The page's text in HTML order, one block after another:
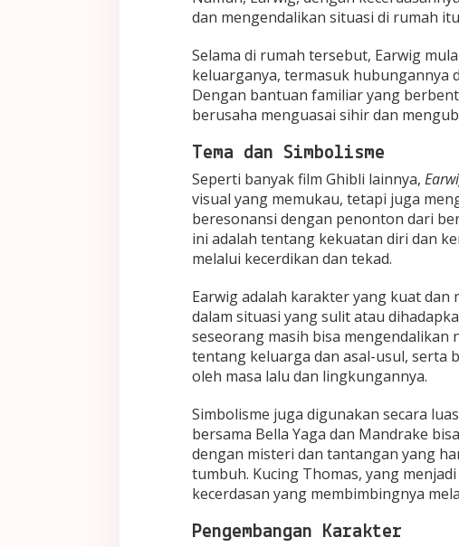
dan mengendalikan situasi di rumah
Selama di rumah tersebut, Earwig
keluarganya, termasuk hubungannya
Dengan bantuan familiar yang
berusaha menguasai sihir dan
Tema dan Simbolisme
Seperti banyak film Ghibli lainnya,
visual yang memukau, tetapi juga
beresonansi dengan penonton dari
ini adalah tentang kekuatan diri dan
melalui kecerdikan dan tekad.
Earwig adalah karakter yang kuat
dalam situasi yang sulit atau
seseorang masih bisa mengendalikan
tentang keluarga dan asal-usul, serta
oleh masa lalu dan lingkungannya.
Simbolisme juga digunakan secara
bersama Bella Yaga dan Mandrake
dengan misteri dan tantangan yang
tumbuh. Kucing Thomas, yang
kecerdasan yang membimbingnya
Pengembangan Karakter